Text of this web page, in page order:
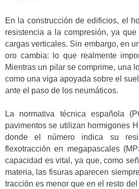
En la construcción de edificios, el
resistencia a la compresión, ya
cargas verticales. Sin embargo, en
oro cambia: lo que realmente
Mientras un pilar se comprime, una
como una viga apoyada sobre el
ante el paso de los neumáticos.
La normativa técnica española
pavimentos se utilizan hormigones
donde el número indica su
flexotracción en megapascales
capacidad es vital, ya que, como
materia, las fisuras aparecen
tracción es menor que en el resto